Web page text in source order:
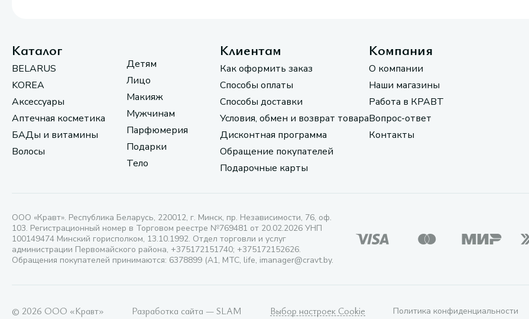
Каталог
BELARUS
KOREA
Аксессуары
Аптечная косметика
БАДы и витамины
Волосы
Детям
Лицо
Макияж
Мужчинам
Парфюмерия
Подарки
Тело
Клиентам
Как оформить заказ
Способы оплаты
Способы доставки
Условия, обмен и возврат товара
Дисконтная программа
Обращение покупателей
Подарочные карты
Компания
О компании
Наши магазины
Работа в КРАВТ
Вопрос-ответ
Контакты
ООО «Кравт». Республика Беларусь, 220012, г. Минск, пр. Независимости, 76, оф.
103. Регистрационный номер в Торговом реестре №769481 от 20.02.2026 УНП
100149474 Минский горисполком, 13.10.1992. Отдел торговли и услуг
администрации Первомайского района, +375172151740; +375172152626.
Обращения покупателей принимаются: 6378899 (А1, МТС, life, imanager@cravt.by.
© 2026 ООО «Кравт» Разработка сайта — SLAM Выбор настроек Cookie Политика конфиденциальности